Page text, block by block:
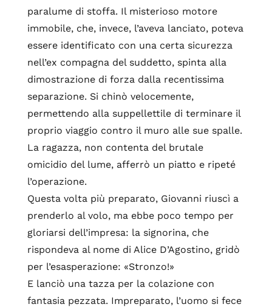
paralume di stoffa. Il misterioso motore
immobile, che, invece, l’aveva lanciato, poteva
essere identificato con una certa sicurezza
nell’ex compagna del suddetto, spinta alla
dimostrazione di forza dalla recentissima
separazione. Si chinò velocemente,
permettendo alla suppellettile di terminare il
proprio viaggio contro il muro alle sue spalle.
La ragazza, non contenta del brutale
omicidio del lume, afferrò un piatto e ripeté
l’operazione.
Questa volta più preparato, Giovanni riuscì a
prenderlo al volo, ma ebbe poco tempo per
gloriarsi dell’impresa: la signorina, che
rispondeva al nome di Alice D’Agostino, gridò
per l’esasperazione: «Stronzo!»
E lanciò una tazza per la colazione con
fantasia pezzata. Impreparato, l’uomo si fece